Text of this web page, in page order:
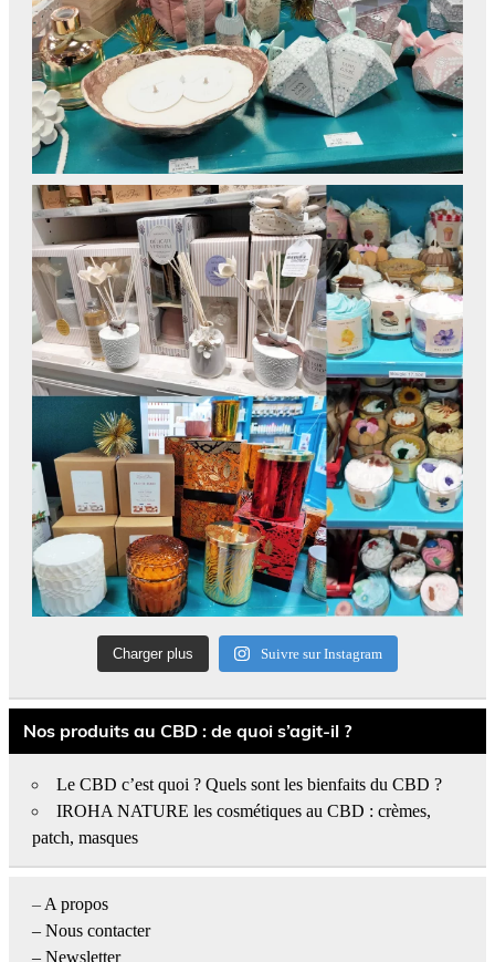
Charger plus Suivre sur Instagram
Nos produits au CBD : de quoi s’agit-il ?
Le CBD c’est quoi ? Quels sont les bienfaits du CBD ?
IROHA NATURE les cosmétiques au CBD : crèmes,
patch, masques
– A propos
– Nous contacter
– Newsletter